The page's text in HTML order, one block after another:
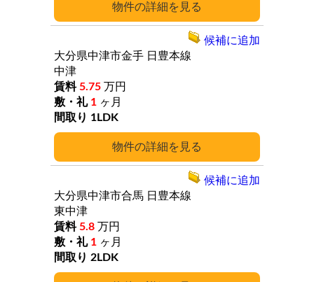
詳細
詳細
大分県中津市金手 日豊本線
中津
5.75 万円
1 ヶ月
1LDK
候補に追加
大分県中津市合馬 日豊本線
東中津
5.8 万円
1 ヶ月
2LDK
候補に追加